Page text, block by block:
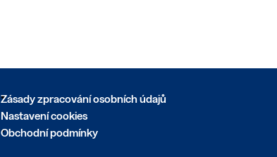
Zásady zpracování osobních údajů
Nastavení cookies
Obchodní podmínky